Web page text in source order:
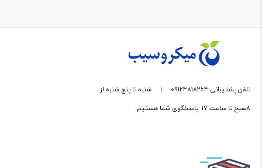
تلفن پشتیبانی:09124818264 |
شنبه تا پنج شنبه از
8صبح تا ساعت 17 پاسخگوی شما هستیم.